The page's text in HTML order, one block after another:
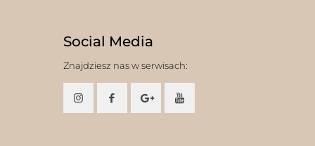
Social Media
Znajdziesz nas w serwisach: